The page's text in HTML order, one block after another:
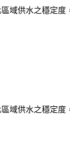
域供水之穩定
域供水之穩定